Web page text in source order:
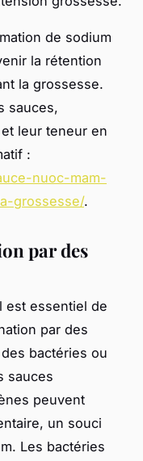
de sodium
la rétention
la grossesse.
sauces,
leur teneur en
:
nuoc-mam-
grossesse/.
par des
est essentiel de
par des
bactéries ou
sauces
peuvent
un souci
Les bactéries